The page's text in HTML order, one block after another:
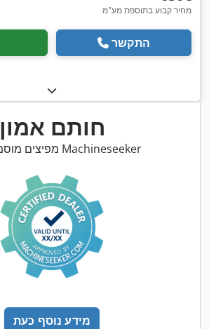
מחיר קבוע בתוספת מע"מ
התקשר
חותם אמון
מפיצים מוסמכים של Machineseeker
מידע נוסף כעת